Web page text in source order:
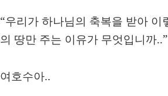
“우리가 하나님의 축복을 받아
의 땅만 주는 이유가 무엇입니까..”
여호수아..